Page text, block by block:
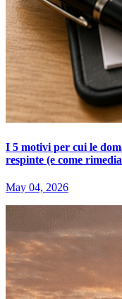
I 5 motivi per cui le
respinte (e come
May 04, 2026